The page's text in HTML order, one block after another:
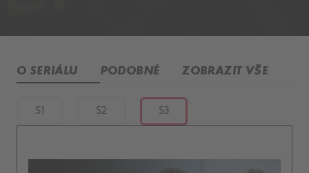
O SERIÁLU PODOBNÉ ZOBRAZIT VŠE
S1 S2 S3